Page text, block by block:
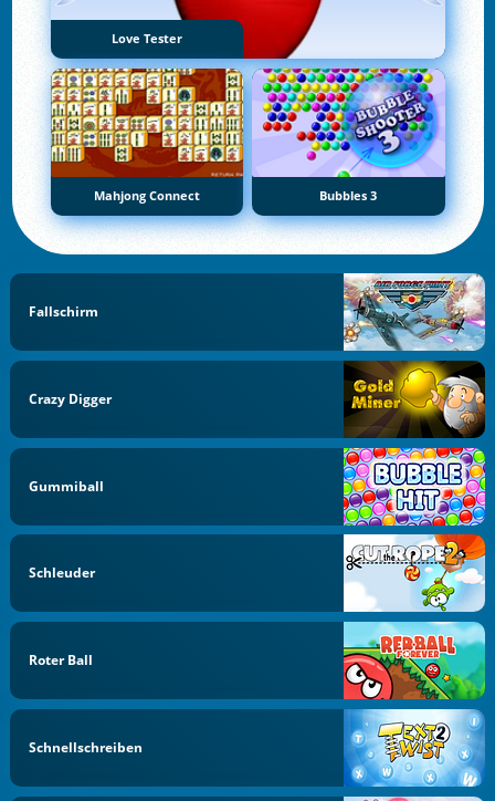
Love Tester
Mahjong Connect Bubbles 3
Fallschirm
Crazy Digger
Gummiball
Schleuder
Roter Ball
Schnellschreiben